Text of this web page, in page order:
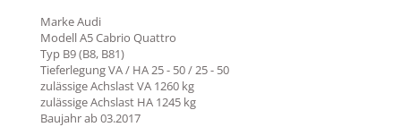
MarkeAudi
ModellA5 Cabrio Quattro
Typ B9 (B8, B81)
Tieferlegung VA / HA25 - 50 / 25 - 50
zulässige Achslast VA 1260 kg
zulässige Achslast HA 1245 kg
Baujahr ab03.2017